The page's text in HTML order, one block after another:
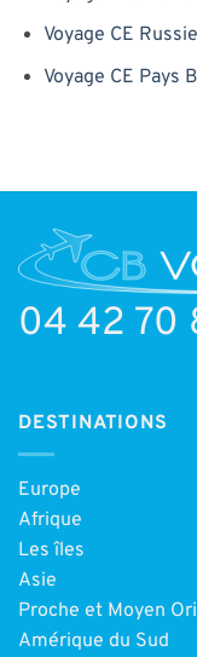
Voyage CE Russie
Voyage CE Pays
04 42 70
DESTINATIONS
Europe
Afrique
Les îles
Asie
Proche et Moyen
Amérique du Sud